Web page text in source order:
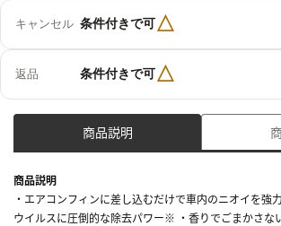
キャンセル 条件付きで可△
返品 条件付きで可△
商品説明
商品説明
・エアコンフィンに差し込むだけで車内のニオイを強
ウイルスに圧倒的な除去パワー※ ・香りでごまかさな